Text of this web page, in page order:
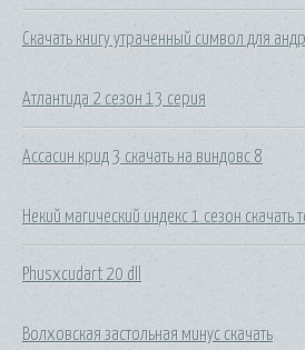
Скачать книгу утраченный символ для
Атлантида 2 сезон 13 серия
Ассасин крид 3 скачать на виндовс 8
Некий магический индекс 1 сезон скачать
Phusxcudart 20 dll
Волховская застольная минус скачать